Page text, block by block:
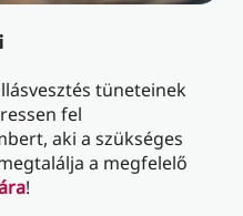
tüneteinek
fel
aki a szükséges
a megfelelő
!